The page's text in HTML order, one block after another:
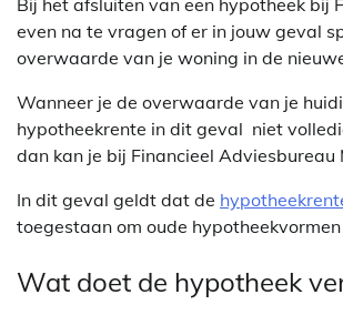
even na te vragen of er in jouw geval
overwaarde van je woning in de
Wanneer je de overwaarde van je
hypotheekrente in dit geval niet
dan kan je bij Financieel
In dit geval geldt dat de
toegestaan om oude
Wat doet de hypotheek